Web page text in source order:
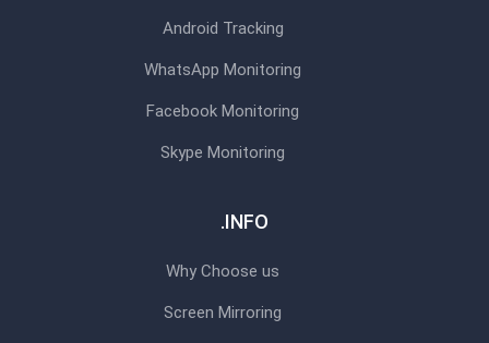
Android Tracking
WhatsApp Monitoring
Facebook Monitoring
Skype Monitoring
INFO.
Why Choose us
Screen Mirroring